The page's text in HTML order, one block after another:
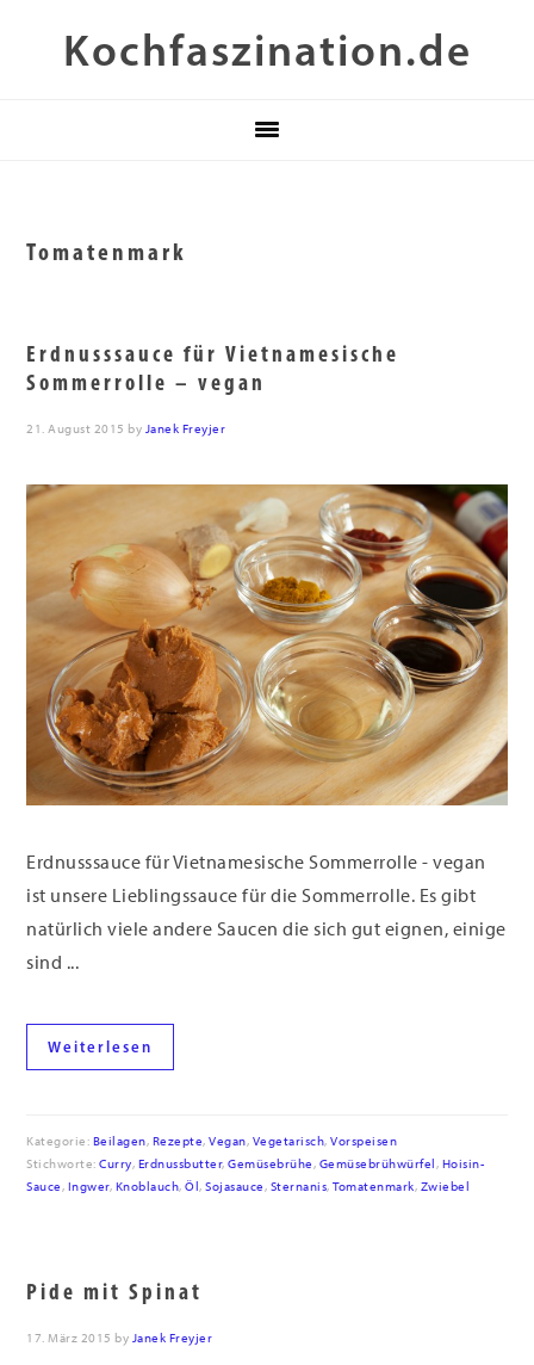
Hauptnavigation
Kochfaszination.de
Tomatenmark
Erdnusssauce für Vietnamesische
Sommerrolle – vegan
21. August 2015 by Janek Freyjer
Erdnusssauce für Vietnamesische Sommerrolle - vegan
ist unsere Lieblingssauce für die Sommerrolle. Es gibt
natürlich viele andere Saucen die sich gut eignen, einige
sind ...
Weiterlesen
Kategorie: Beilagen, Rezepte,Vegan, Vegetarisch,Vorspeisen
Stichworte:Curry, Erdnussbutter,Gemüsebrühe, Gemüsebrühwürfel, Hoisin-
Sauce, Ingwer, Knoblauch,Öl,Sojasauce, Sternanis,Tomatenmark, Zwiebel
Pide mit Spinat
17. März 2015 by Janek Freyjer